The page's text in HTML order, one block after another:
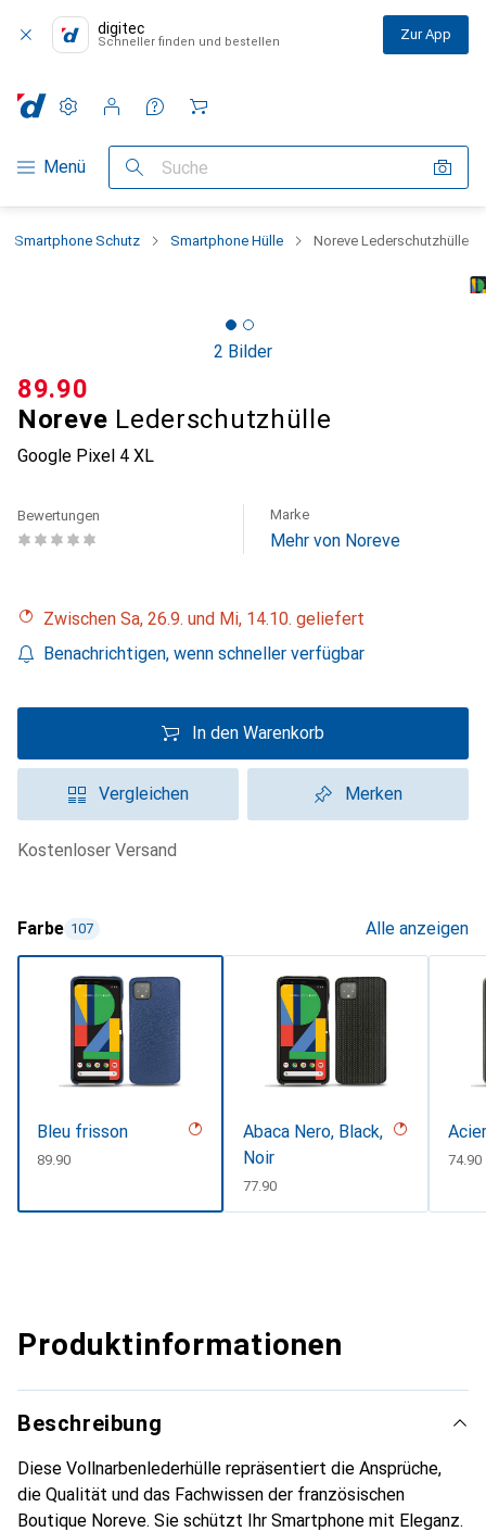
digitec
Schneller finden und bestellen Zur App
Navigation nach Kategorien
Menü Suche
Einstellungen
Kundenkonto
Vergleichslisten
Merklisten
Warenkorb
Smartphone Schutz Smartphone Hülle Noreve Lederschutzhülle
2 Bilder
Noreve Lederschutzhülle
Google Pixel 4 XL
CHF
89.90
Bewertungen Marke
Mehr von Noreve
Zwischen Sa, 26.9. und Mi, 14.10. geliefert
Benachrichtigen, wenn schneller verfügbar
In den Warenkorb
Vergleichen Merken
kostenloser Versand
Farbe 107 Alle anzeigen
Bleu frisson
CHF
89.90
Abaca Nero, Black,
Noir
CHF
77.90
CHF
74.90
Produktinformationen
Beschreibung
Diese Vollnarbenlederhülle repräsentiert die Ansprüche,
die Qualität und das Fachwissen der französischen
Boutique Noreve. Sie schützt Ihr Smartphone mit Eleganz.